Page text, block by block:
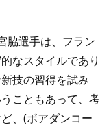
脇選手は、フラン
なスタイルであり
技の習得を試み
こともあって、考
、(ボアダンコー